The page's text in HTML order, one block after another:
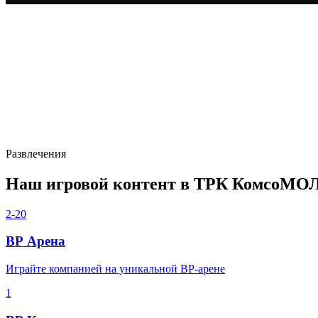
Развлечения
Наш игровой контент в ТРК
2-20
ВР Арена
Играйте компанией на уникальной ВР-арене
1